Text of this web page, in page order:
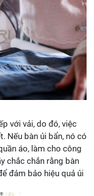
với vải, do đó, việc
Nếu bàn ủi bẩn, nó có
áo, làm cho công
chắc chắn rằng bàn
đảm bảo hiệu quả ủi